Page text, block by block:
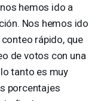
hemos ido a
Nos hemos ido
rápido, que
de votos con una
tanto es muy
porcentajes